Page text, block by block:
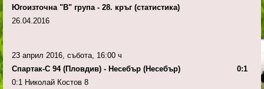
Югоизточна "В" група - 28. кръг (статистика)
26.04.2016
23 април 2016, събота, 16:00 ч
Спартак-С 94 (Пловдив) - Несебър (Несебър) 0:1
0:1 Николай Костов 8